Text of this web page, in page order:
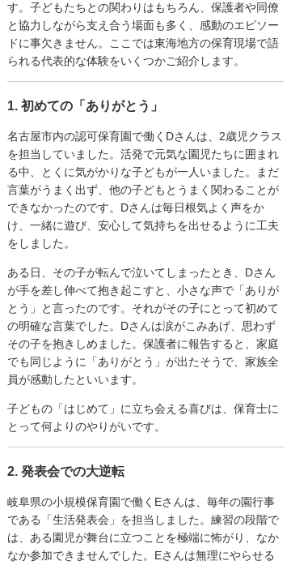
す。子どもたちとの関わりはもちろん、保護者や同僚
と協力しながら支え合う場面も多く、感動のエピソー
ドに事欠きません。ここでは東海地方の保育現場で語
られる代表的な体験をいくつかご紹介します。
1. 初めての「ありがとう」
名古屋市内の認可保育園で働くDさんは、2歳児クラス
を担当していました。活発で元気な園児たちに囲まれ
る中、とくに気がかりな子どもが一人いました。まだ
言葉がうまく出ず、他の子どもとうまく関わることが
できなかったのです。Dさんは毎日根気よく声をか
け、一緒に遊び、安心して気持ちを出せるように工夫
をしました。
ある日、その子が転んで泣いてしまったとき、Dさん
が手を差し伸べて抱き起こすと、小さな声で「ありが
とう」と言ったのです。それがその子にとって初めて
の明確な言葉でした。Dさんは涙がこみあげ、思わず
その子を抱きしめました。保護者に報告すると、家庭
でも同じように「ありがとう」が出たそうで、家族全
員が感動したといいます。
子どもの「はじめて」に立ち会える喜びは、保育士に
とって何よりのやりがいです。
2. 発表会での大逆転
岐阜県の小規模保育園で働くEさんは、毎年の園行事
である「生活発表会」を担当しました。練習の段階で
は、ある園児が舞台に立つことを極端に怖がり、なか
なか参加できませんでした。Eさんは無理にやらせる